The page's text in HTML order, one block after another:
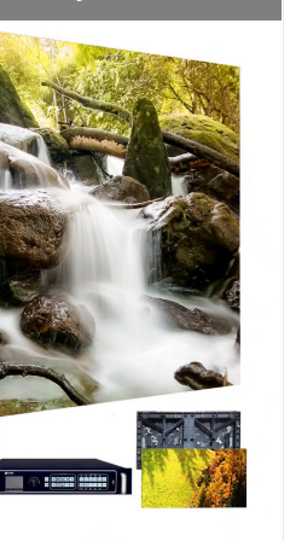
họp P4
trong nhà chất lượng từ
nhập khẩu chính hãng.
sản phẩm, khách hàng lên
khách hàng 24/24h. Đội ngũ
nhiệt tình, luôn phục vụ
nhất.
hàng đảm bảo nguyên Seal,
lỗi kỹ thuật.